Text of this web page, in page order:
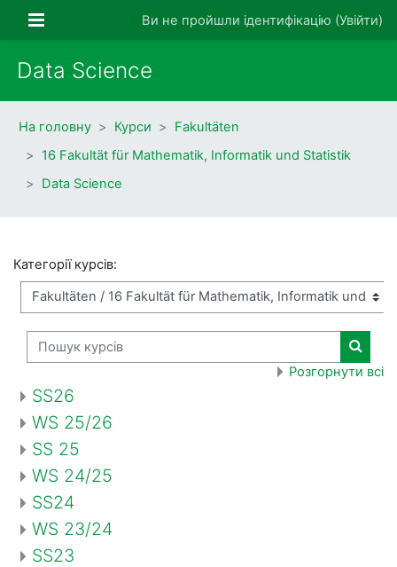
Бокова панельВи не пройшли ідентифікацію (Увійти)
Data Science
На головну Курси
Fakultäten
16 Fakultät für Mathematik, Informatik und Statistik
Data Science
Категорії курсів:
Пошук курсів
Пошук
Розгорнути всі
SS26
WS 25/26
SS 25
WS 24/25
SS24
WS 23/24
SS23